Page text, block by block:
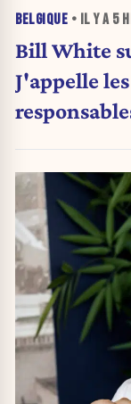
BELGIQUE • IL Y A 5
Bill White
J'appelle